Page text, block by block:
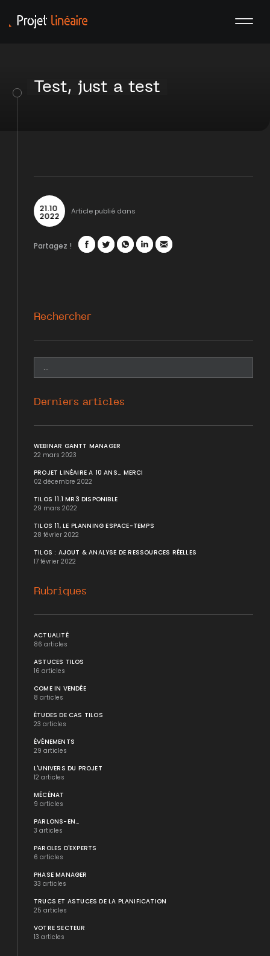
Test, just a test
21.10
2022 Article publié dans
Partagez !
Rechercher
Derniers articles
WEBINAR GANTT MANAGER
22 mars 2023
PROJET LINÉAIRE A 10 ANS... MERCI
02 décembre 2022
TILOS 11.1 MR3 DISPONIBLE
29 mars 2022
TILOS 11, LE PLANNING ESPACE-TEMPS
28 février 2022
TILOS : AJOUT & ANALYSE DE RESSOURCES RÉELLES
17 février 2022
Rubriques
ACTUALITÉ
86 articles
ASTUCES TILOS
16 articles
COME IN VENDÉE
8 articles
ÉTUDES DE CAS TILOS
23 articles
ÉVÉNEMENTS
29 articles
L'UNIVERS DU PROJET
12 articles
MÉCÉNAT
9 articles
PARLONS-EN...
3 articles
PAROLES D'EXPERTS
6 articles
PHASE MANAGER
33 articles
TRUCS ET ASTUCES DE LA PLANIFICATION
25 articles
VOTRE SECTEUR
13 articles